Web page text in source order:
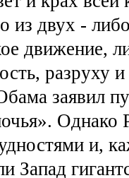
из двух -
движение,
разруху
заявил
Однако
и,
Запад